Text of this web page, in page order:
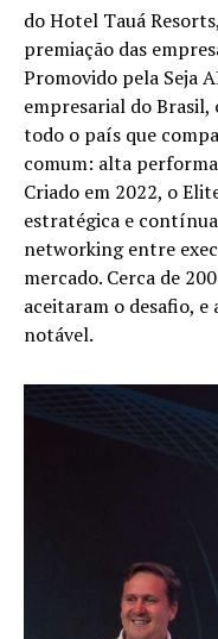
do Hotel Tauá
premiação das
Promovido pela Seja
empresarial do
todo o país que
comum: alta
Criado em 2022, o
estratégica e
networking entre
mercado. Cerca de
aceitaram o desafio,
notável.